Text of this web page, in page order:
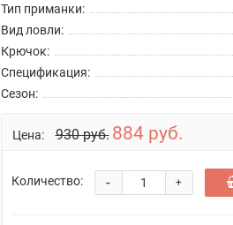
Тип приманки:
Вид ловли:
Крючок:
Спецификация:
Сезон:
Цена: 930 руб. 884 руб.
Количество: +
-